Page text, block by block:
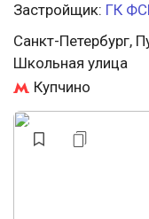
Застройщик: ГК
Санкт-Петербург,
Школьная улица
Купчино